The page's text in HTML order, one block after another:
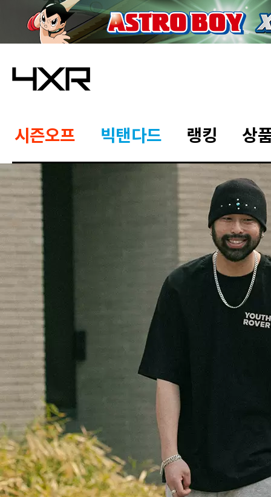
시즌오프 빅탠다드 랭킹 상